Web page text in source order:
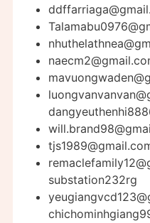
substation232rg